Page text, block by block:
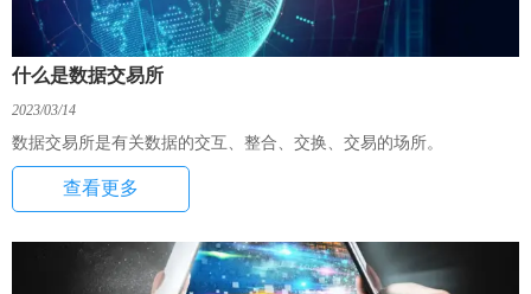
什么是数据交易所
2023/03/14
数据交易所是有关数据的交互、整合、交换、交易的场所。
查看更多